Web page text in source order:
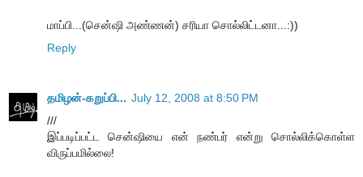
மாப்பி...(சென்ஷி அண்ணன்) சரியா சொல்லிட்டனா...:))
Reply
தமிழன்-கறுப்பி... July 12, 2008 at 8:50 PM
///
இப்படிப்பட்ட சென்ஷியை என் நண்பர் என்று சொல்லிக்கொள்ள
விருப்பமில்லை!